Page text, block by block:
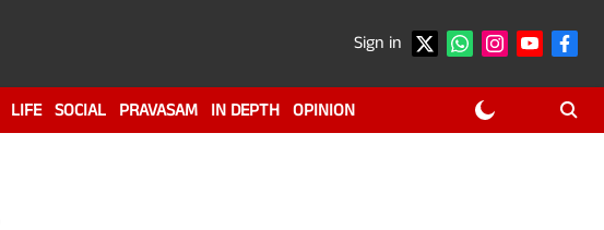
Sign in
LIFE SOCIAL PRAVASAM IN DEPTH OPINION